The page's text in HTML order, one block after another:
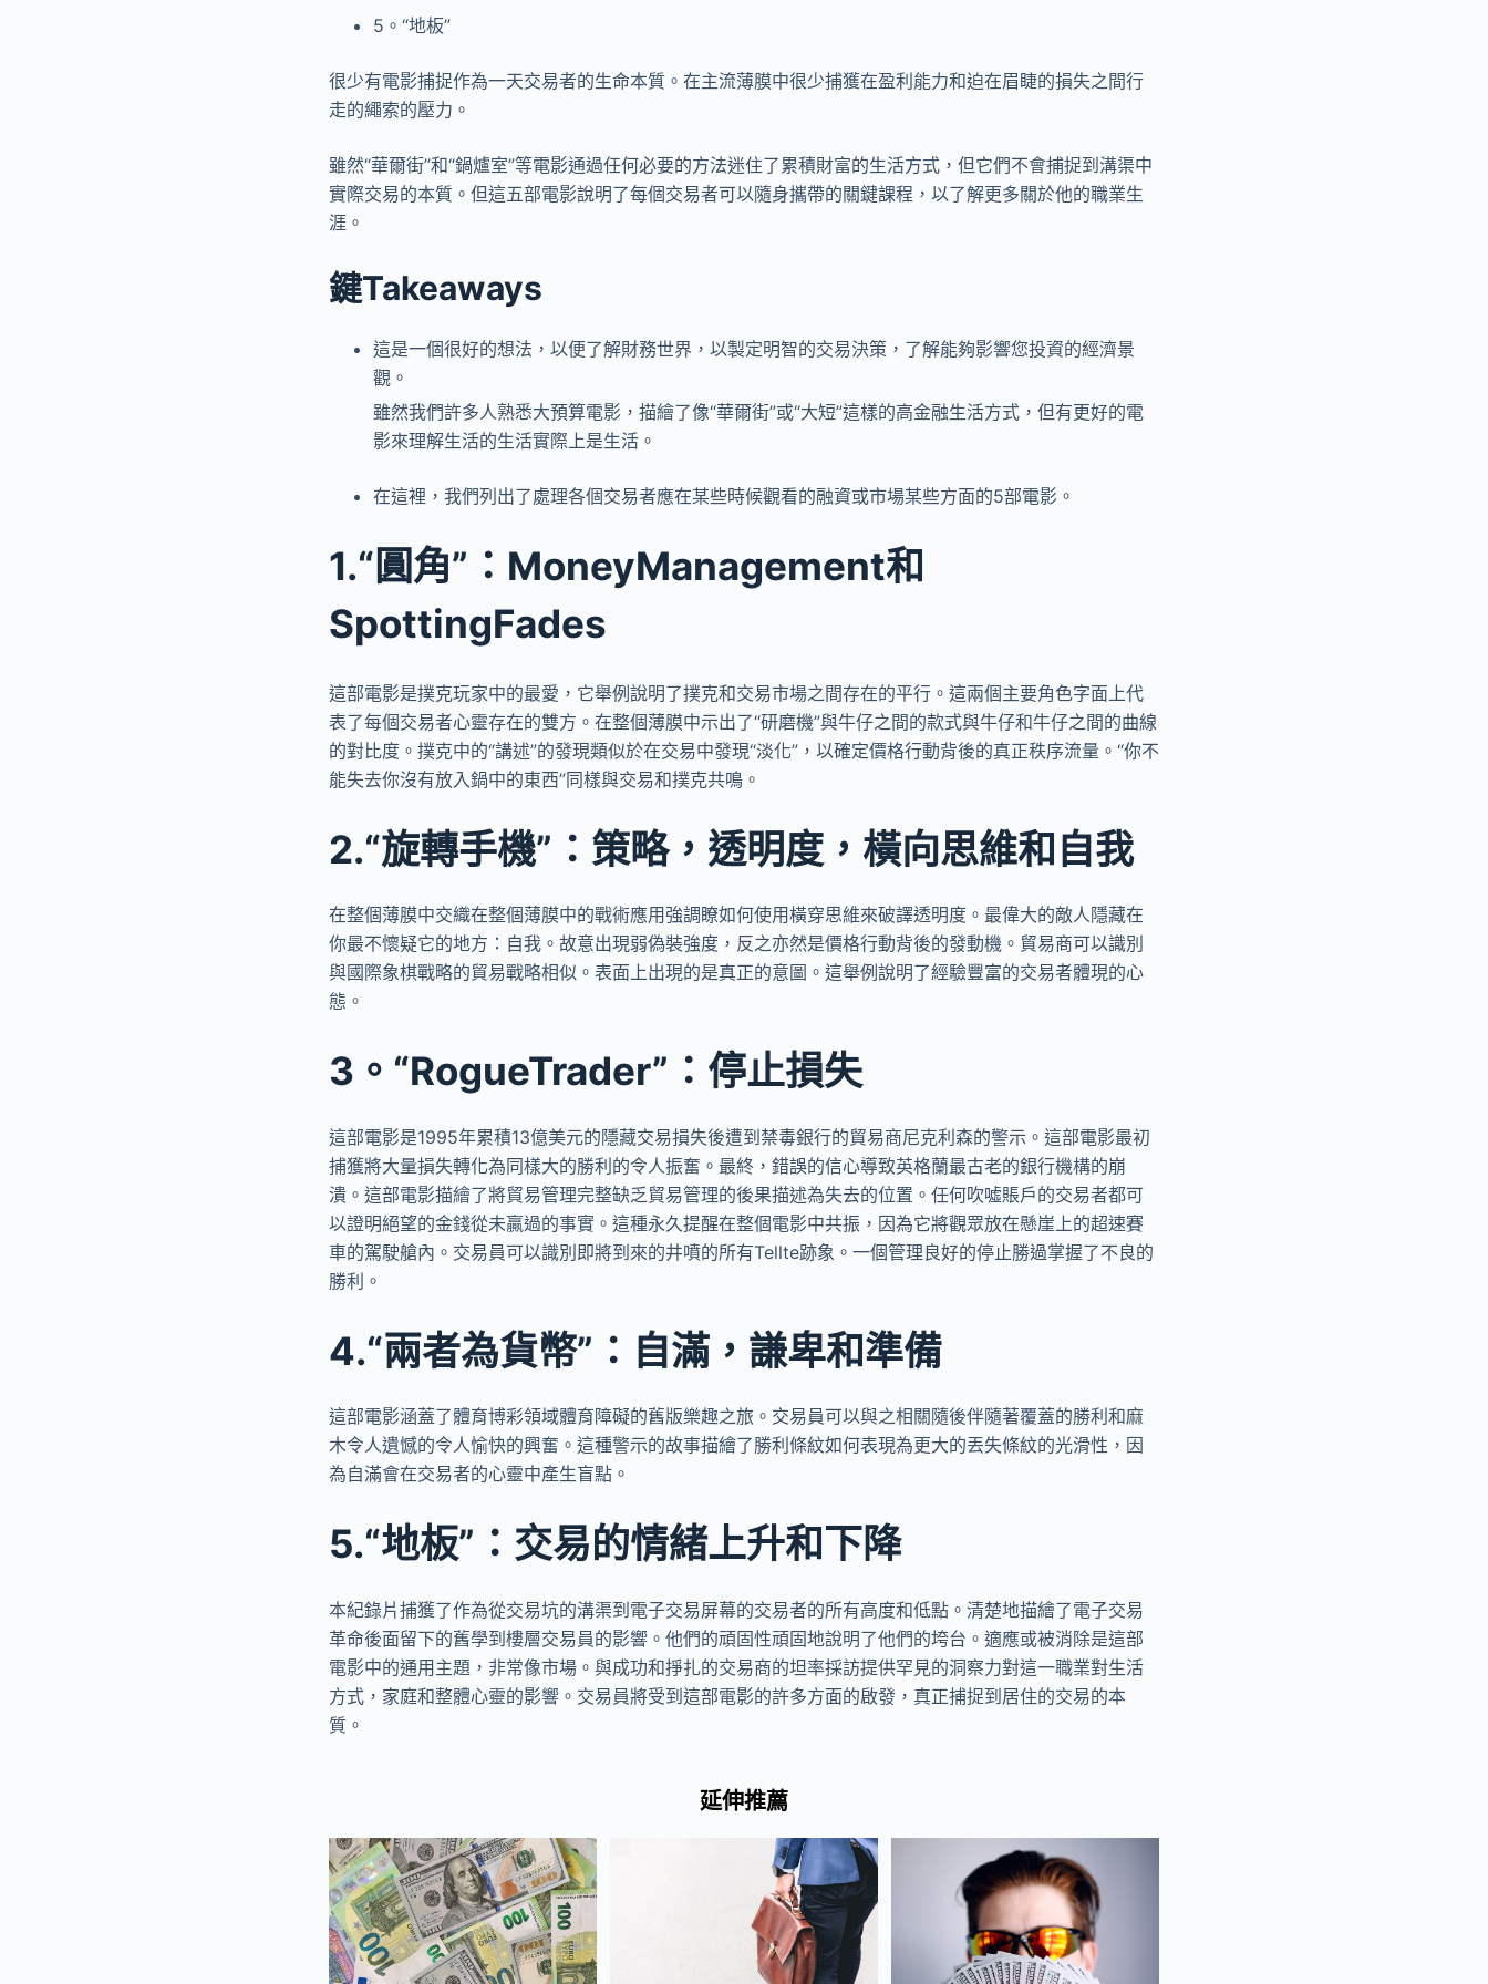
5。“地板”
很少有電影捕捉作為一天交易者的生命本質。在主流薄膜中很少捕獲在盈利能力和迫在眉睫的損失之間行
走的繩索的壓力。
雖然“華爾街”和“鍋爐室”等電影通過任何必要的方法迷住了累積財富的生活方式，但它們不會捕捉到溝渠中
實際交易的本質。但這五部電影說明了每個交易者可以隨身攜帶的關鍵課程，以了解更多關於他的職業生
涯。
鍵Takeaways
這是一個很好的想法，以便了解財務世界，以製定明智的交易決策，了解能夠影響您投資的經濟景
觀。
雖然我們許多人熟悉大預算電影，描繪了像“華爾街”或“大短”這樣的高金融生活方式，但有更好的電
影來理解生活的生活實際上是生活。
在這裡，我們列出了處理各個交易者應在某些時候觀看的融資或市場某些方面的5部電影。
1.“圓角”：MoneyManagement和
SpottingFades
這部電影是撲克玩家中的最愛，它舉例說明了撲克和交易市場之間存在的平行。這兩個主要角色字面上代
表了每個交易者心靈存在的雙方。在整個薄膜中示出了“研磨機”與牛仔之間的款式與牛仔和牛仔之間的曲線
的對比度。撲克中的“講述”的發現類似於在交易中發現“淡化”，以確定價格行動背後的真正秩序流量。“你不
能失去你沒有放入鍋中的東西”同樣與交易和撲克共鳴。
2.“旋轉手機”：策略，透明度，橫向思維和自我
在整個薄膜中交織在整個薄膜中的戰術應用強調瞭如何使用橫穿思維來破譯透明度。最偉大的敵人隱藏在
你最不懷疑它的地方：自我。故意出現弱偽裝強度，反之亦然是價格行動背後的發動機。貿易商可以識別
與國際象棋戰略的貿易戰略相似。表面上出現的是真正的意圖。這舉例說明了經驗豐富的交易者體現的心
態。
3。“RogueTrader”：停止損失
這部電影是1995年累積13億美元的隱藏交易損失後遭到禁毒銀行的貿易商尼克利森的警示。這部電影最初
捕獲將大量損失轉化為同樣大的勝利的令人振奮。最終，錯誤的信心導致英格蘭最古老的銀行機構的崩
潰。這部電影描繪了將貿易管理完整缺乏貿易管理的後果描述為失去的位置。任何吹噓賬戶的交易者都可
以證明絕望的金錢從未贏過的事實。這種永久提醒在整個電影中共振，因為它將觀眾放在懸崖上的超速賽
車的駕駛艙內。交易員可以識別即將到來的井噴的所有Tellte跡象。一個管理良好的停止勝過掌握了不良的
勝利。
4.“兩者為貨幣”：自滿，謙卑和準備
這部電影涵蓋了體育博彩領域體育障礙的舊版樂趣之旅。交易員可以與之相關隨後伴隨著覆蓋的勝利和麻
木令人遺憾的令人愉快的興奮。這種警示的故事描繪了勝利條紋如何表現為更大的丟失條紋的光滑性，因
為自滿會在交易者的心靈中產生盲點。
5.“地板”：交易的情緒上升和下降
本紀錄片捕獲了作為從交易坑的溝渠到電子交易屏幕的交易者的所有高度和低點。清楚地描繪了電子交易
革命後面留下的舊學到樓層交易員的影響。他們的頑固性頑固地說明了他們的垮台。適應或被消除是這部
電影中的通用主題，非常像市場。與成功和掙扎的交易商的坦率採訪提供罕見的洞察力對這一職業對生活
方式，家庭和整體心靈的影響。交易員將受到這部電影的許多方面的啟發，真正捕捉到居住的交易的本
質。
延伸推薦